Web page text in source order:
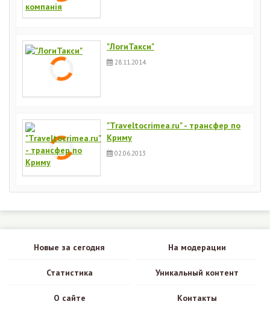
"ЛогиТакси"
28.11.2014
"Traveltocrimea.ru" - трансфер по
Криму
02.06.2013
Новые за сегодня На модерации
Статистика Уникальный контент
О сайте Контакты